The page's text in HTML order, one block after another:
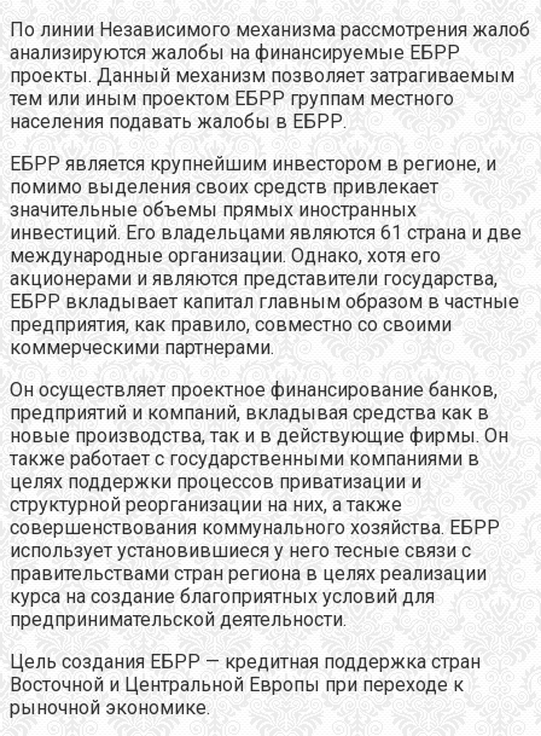
По линии Независимого механизма рассмотрения жалоб
анализируются жалобы на финансируемые ЕБРР
проекты. Данный механизм позволяет затрагиваемым
тем или иным проектом ЕБРР группам местного
населения подавать жалобы в ЕБРР.
ЕБРР является крупнейшим инвестором в регионе, и
помимо выделения своих средств привлекает
значительные объемы прямых иностранных
инвестиций. Его владельцами являются 61 страна и две
международные организации. Однако, хотя его
акционерами и являются представители государства,
ЕБРР вкладывает капитал главным образом в частные
предприятия, как правило, совместно со своими
коммерческими партнерами.
Он осуществляет проектное финансирование банков,
предприятий и компаний, вкладывая средства как в
новые производства, так и в действующие фирмы. Он
также работает с государственными компаниями в
целях поддержки процессов приватизации и
структурной реорганизации на них, а также
совершенствования коммунального хозяйства. ЕБРР
использует установившиеся у него тесные связи с
правительствами стран региона в целях реализации
курса на создание благоприятных условий для
предпринимательской деятельности.
Цель создания ЕБРР — кредитная поддержка стран
Восточной и Центральной Европы при переходе к
рыночной экономике.